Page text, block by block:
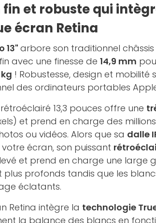
fin et robuste qui
écran Retina
13" arbore son traditionnel
avec une finesse de 14,9 mm
kg ! Robustesse, design et mobilité
des ordinateurs portables
rétroéclairé 13,3 pouces offre une
et prend en charge des
ou vidéos. Alors que sa dalle
écran, son puissant
et prend en charge une large
plus profonds tandis que les
éclatants.
Retina intègre la technologie
la balance des blancs en